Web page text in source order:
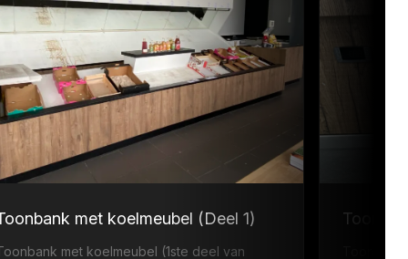
met koelmeubel (Deel 1)
met koelmeubel (1ste deel van